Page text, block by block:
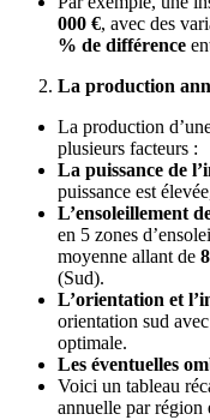
000 €, avec des
% de différence
La production
La production
plusieurs facteurs :
La puissance de
puissance est
L’ensoleillement
en 5 zones
moyenne allant de
(Sud).
L’orientation et
orientation sud
optimale.
Les éventuelles
Voici un tableau
annuelle par région